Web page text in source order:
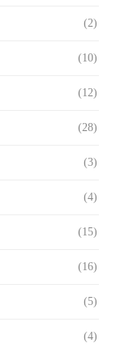
(2)
(10)
(12)
(28)
(3)
(4)
(15)
(16)
(5)
(4)